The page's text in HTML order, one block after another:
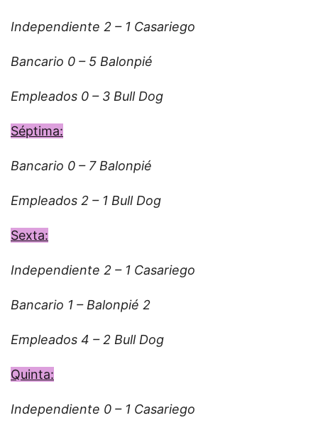
Independiente 2 – 1 Casariego
Bancario 0 – 5 Balonpié
Empleados 0 – 3 Bull Dog
Séptima:
Bancario 0 – 7 Balonpié
Empleados 2 – 1 Bull Dog
Sexta:
Independiente 2 – 1 Casariego
Bancario 1 – Balonpié 2
Empleados 4 – 2 Bull Dog
Quinta:
Independiente 0 – 1 Casariego